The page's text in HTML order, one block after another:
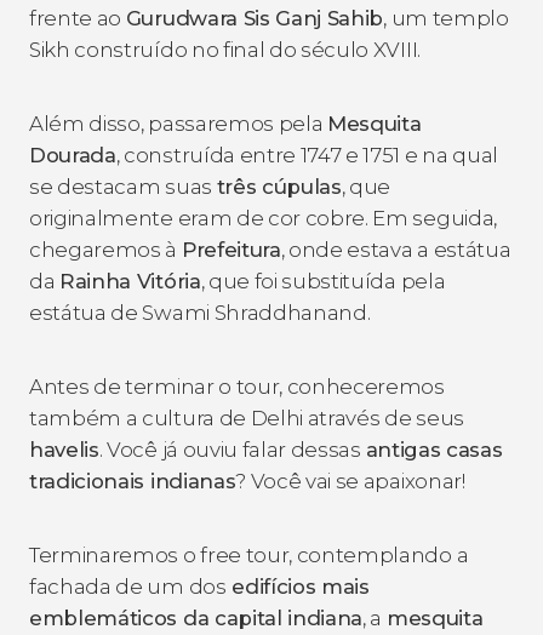
frente ao Gurudwara Sis Ganj Sahib, um templo
Sikh construído no final do século XVIII.
Além disso, passaremos pela Mesquita
Dourada, construída entre 1747 e 1751 e na qual
se destacam suas três cúpulas, que
originalmente eram de cor cobre. Em seguida,
chegaremos à Prefeitura, onde estava a estátua
da Rainha Vitória, que foi substituída pela
estátua de Swami Shraddhanand.
Antes de terminar o tour, conheceremos
também a cultura de Delhi através de seus
havelis. Você já ouviu falar dessas antigas casas
tradicionais indianas? Você vai se apaixonar!
Terminaremos o free tour, contemplando a
fachada de um dos edifícios mais
emblemáticos da capital indiana, a mesquita